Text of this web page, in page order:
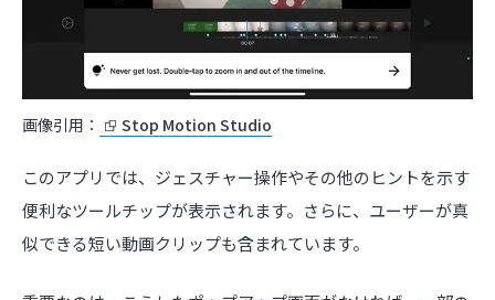
画像引用： Stop Motion Studio
このアプリでは、ジェスチャー操作やその他のヒントを示す
便利なツールチップが表示されます。さらに、ユーザーが真
似できる短い動画クリップも含まれています。